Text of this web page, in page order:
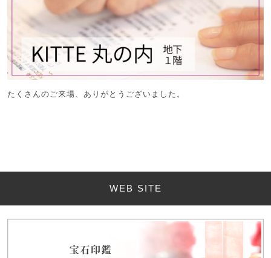
たくさんのご来場、ありがとうございました。
WEB SITE